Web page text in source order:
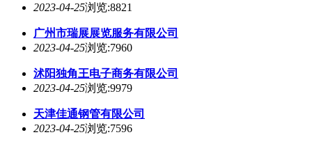
2023-04-25浏览:8821
广州市瑞展展览服务有限公司
2023-04-25浏览:7960
沭阳独角王电子商务有限公司
2023-04-25浏览:9979
天津佳通钢管有限公司
2023-04-25浏览:7596